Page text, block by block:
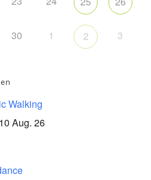
30 1 2 3
Walking
10 Aug. 26